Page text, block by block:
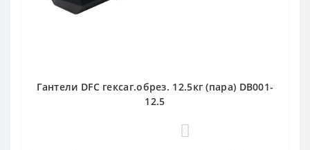
Гантели DFC гексаг.обрез. 12.5кг (пара) DB001-
12.5